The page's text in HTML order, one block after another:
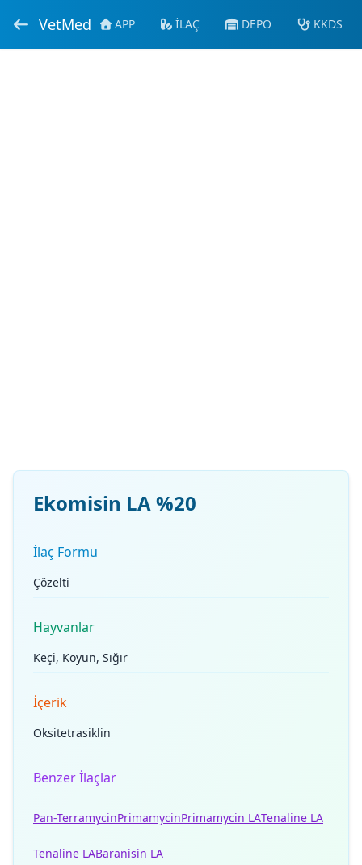
VetMed APP İLAÇ DEPO KKDS
Ekomisin LA %20
İlaç Formu
Çözelti
Hayvanlar
Keçi, Koyun, Sığır
İçerik
Oksitetrasiklin
Benzer İlaçlar
Pan-TerramycinPrimamycinPrimamycin LATenaline LA
Tenaline LABaranisin LA